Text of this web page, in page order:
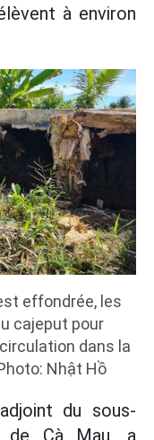
à environ
effondrée, les
cajeput pour
dans la
Nhật Hồ
du sous-